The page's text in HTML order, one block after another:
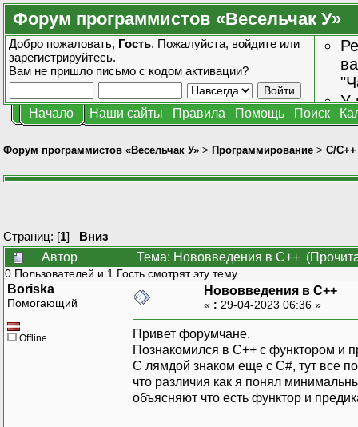
Форум программистов «Весельчак У»
Добро пожаловать, Гость. Пожалуйста, войдите или
зарегистрируйтесь.
Вам не пришло письмо с кодом активации?
У
Начало Наши сайты Правила Помощь Поиск
Форум программистов «Весельчак У» > Программирование > C/C++
Страниц: [1] Вниз
Автор
Тема: Нововведения в С++
0 Пользователей и 1 Гость смотрят эту тему.
Boriska
Помогающий
Offline
Нововведения в С++
« : 29-04-2023 06:36 »
Привет форумчане.
Познакомился в С++ с функтором и
С лямдой знаком еще с С#, тут все
что различия как я понял
объясняют что есть функтор и